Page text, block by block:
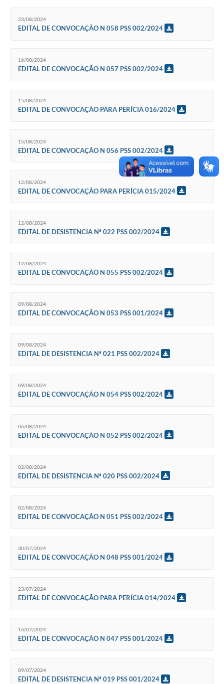
23/08/2024
EDITAL DE CONVOCAÇÃO N 058 PSS 002/2024
16/08/2024
EDITAL DE CONVOCAÇÃO N 057 PSS 002/2024
15/08/2024
EDITAL DE CONVOCAÇÃO PARA PERÍCIA 016/2024
15/08/2024
EDITAL DE CONVOCAÇÃO N 056 PSS 002/2024
12/08/2024
EDITAL DE CONVOCAÇÃO PARA PERÍCIA 015/2024
12/08/2024
EDITAL DE DESISTENCIA Nª 022 PSS 002/2024
12/08/2024
EDITAL DE CONVOCAÇÃO N 055 PSS 002/2024
09/08/2024
EDITAL DE CONVOCAÇÃO N 053 PSS 001/2024
09/08/2024
EDITAL DE DESISTENCIA Nª 021 PSS 002/2024
09/08/2024
EDITAL DE CONVOCAÇÃO N 054 PSS 002/2024
06/08/2024
EDITAL DE CONVOCAÇÃO N 052 PSS 002/2024
02/08/2024
EDITAL DE DESISTENCIA Nª 020 PSS 002/2024
02/08/2024
EDITAL DE CONVOCAÇÃO N 051 PSS 002/2024
30/07/2024
EDITAL DE CONVOCAÇÃO N 048 PSS 001/2024
23/07/2024
EDITAL DE CONVOCAÇÃO PARA PERÍCIA 014/2024
16/07/2024
EDITAL DE CONVOCAÇÃO N 047 PSS 001/2024
09/07/2024
EDITAL DE DESISTENCIA Nª 019 PSS 001/2024